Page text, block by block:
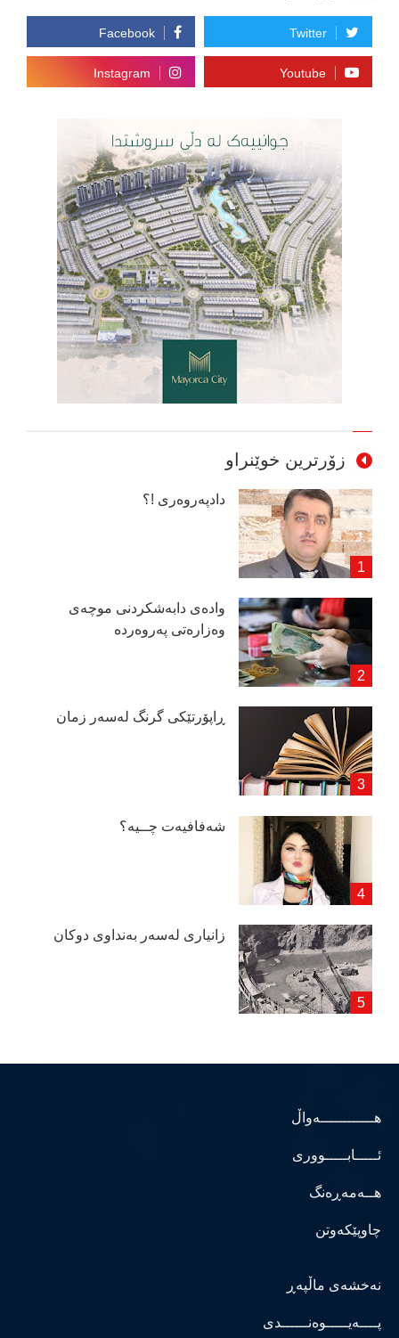
زۆرترین خوێنراو
دادپەروەری !؟
وادەی دابەشكردنی موچەی
وەزارەتی پەروەردە
ڕاپۆرتێكی گرنگ لەسەر زمان
شەفافیەت چــیە؟
زانیاری لەسەر بەنداوی دوكان
هــــــــــــەواڵ
ئـــــابـــــووری
هــەمەڕەنگ
چاوپێکەوتن
نەخشەی ماڵپەڕ
پــــەیـــــوەنــــــدی